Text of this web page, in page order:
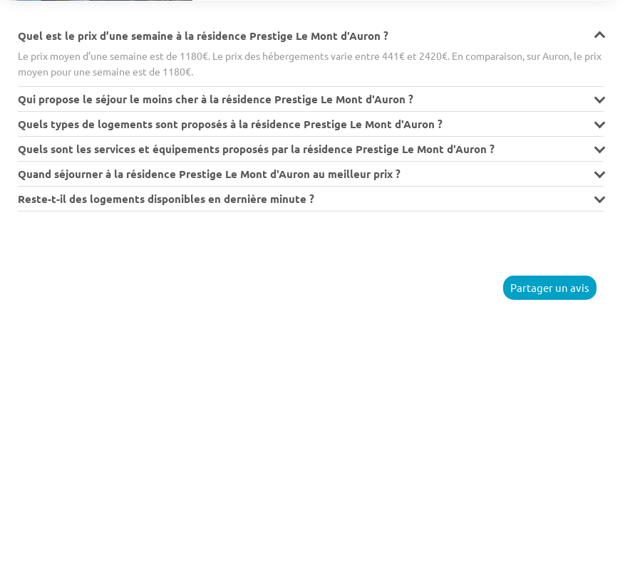
Quel est le prix d’une semaine à la résidence Prestige Le Mont d'Auron ?
Le prix moyen d’une semaine est de 1180€. Le prix des hébergements varie entre 441€ et 2420€. En comparaison, sur Auron, le prix
moyen pour une semaine est de 1180€.
Qui propose le séjour le moins cher à la résidence Prestige Le Mont d'Auron ?
Quels types de logements sont proposés à la résidence Prestige Le Mont d'Auron ?
Quels sont les services et équipements proposés par la résidence Prestige Le Mont d'Auron ?
Quand séjourner à la résidence Prestige Le Mont d'Auron au meilleur prix ?
Reste-t-il des logements disponibles en dernière minute ?
Partager un avis